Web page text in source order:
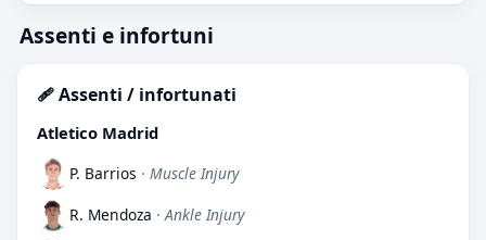
Assenti e infortuni
🩹 Assenti / infortunati
Atletico Madrid
P. Barrios · Muscle Injury
R. Mendoza · Ankle Injury